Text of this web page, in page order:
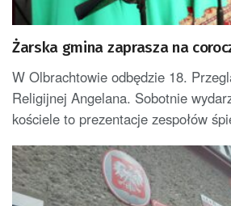
Żarska gmina zaprasza na
W Olbrachtowie odbędzie 18.
Religijnej Angelana. Sobotnie
kościele to prezentacje zespołów